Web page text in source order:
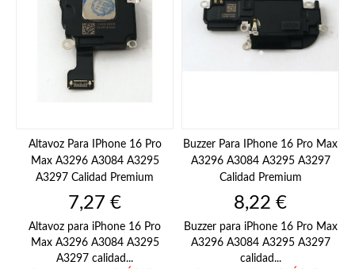
Altavoz Para IPhone 16 Pro
Max A3296 A3084 A3295
A3297 Calidad Premium
Precio
7,27 €
Altavoz para iPhone 16 Pro
Max A3296 A3084 A3295
A3297 calidad...
Buzzer Para IPhone 16 Pro Max
A3296 A3084 A3295 A3297
Calidad Premium
Precio
8,22 €
Buzzer para iPhone 16 Pro Max
A3296 A3084 A3295 A3297
calidad...